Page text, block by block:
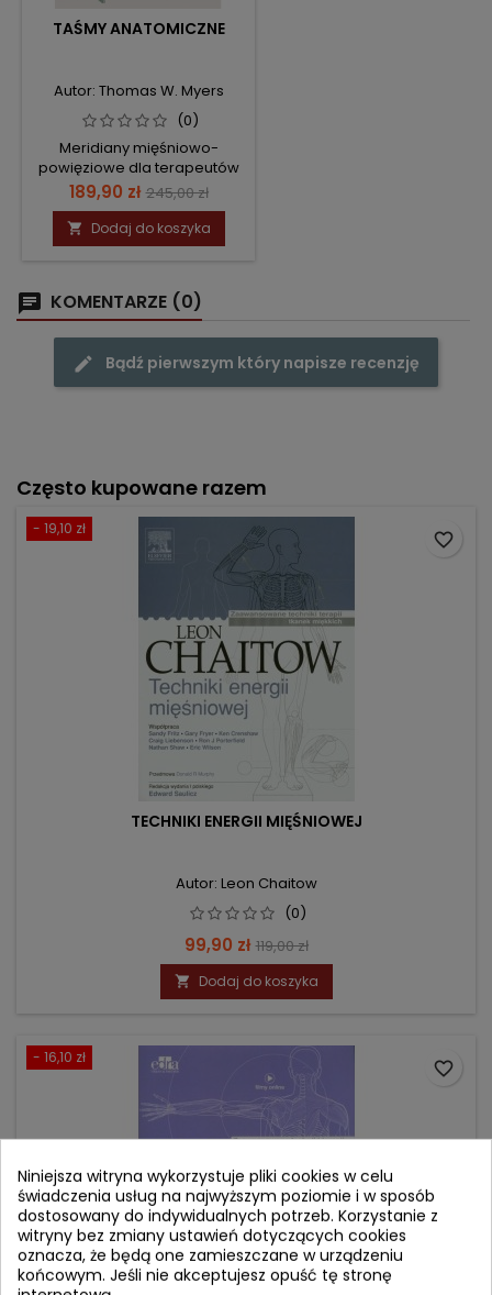
TAŚMY ANATOMICZNE
Autor: Thomas W. Myers
(0)
Meridiany mięśniowo-
powięziowe dla terapeutów
manualnych i specjalistów
leczenia ruchem
Cena
189,90 zł Cena
podstawowa
245,00 zł
 Dodaj do koszyka
KOMENTARZE (0)
Bądź pierwszym który napisze recenzję
Często kupowane razem
- 19,10 zł
TECHNIKI ENERGII MIĘŚNIOWEJ
Autor: Leon Chaitow
(0)
Cena
99,90 zł Cena
podstawowa
119,00 zł
 Dodaj do koszyka
favorite_border
- 16,10 zł
favorite_border
Niniejsza witryna wykorzystuje pliki cookies w celu
świadczenia usług na najwyższym poziomie i w sposób
dostosowany do indywidualnych potrzeb. Korzystanie z
witryny bez zmiany ustawień dotyczących cookies
oznacza, że będą one zamieszczane w urządzeniu
końcowym. Jeśli nie akceptujesz opuść tę stronę